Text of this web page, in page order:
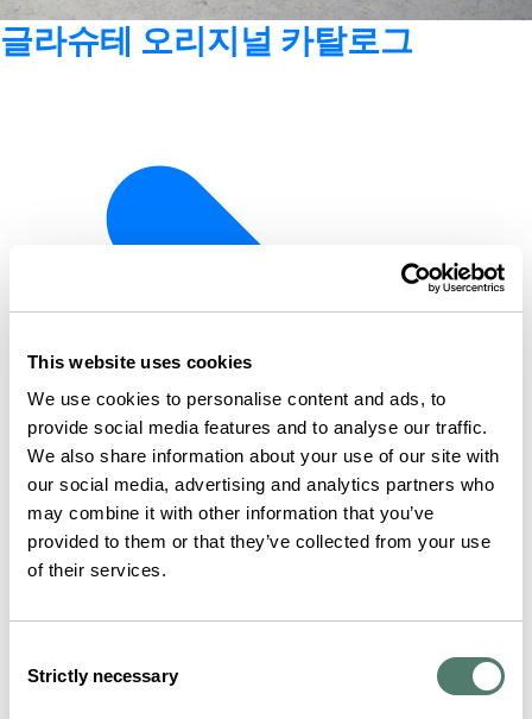
This website uses cookies
We use cookies to personalise content and ads, to
provide social media features and to analyse our traffic.
We also share information about your use of our site with
our social media, advertising and analytics partners who
may combine it with other information that you’ve
provided to them or that they’ve collected from your use
of their services.
Selection
Strictly necessary
글라슈테 오리지널 카탈로그